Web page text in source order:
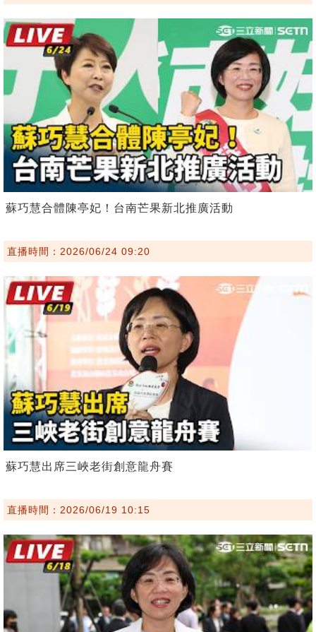
蘇巧慧合體陳亭妃！台南芒果新北推廣活動
直播時間：2026/06/24 09:20
蘇巧慧出席三峽老街創意龍舟賽
直播時間：2026/06/19 10:15